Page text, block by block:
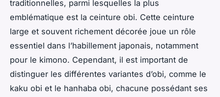
traditionnelles, parmi lesquelles la plus
emblématique est la ceinture obi. Cette ceinture
large et souvent richement décorée joue un rôle
essentiel dans l’habillement japonais, notamment
pour le kimono. Cependant, il est important de
distinguer les différentes variantes d’obi, comme le
kaku obi et le hanhaba obi, chacune possédant ses